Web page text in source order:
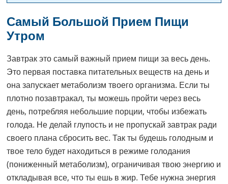
Самый Большой Прием Пищи
Утром
Завтрак это самый важный прием пищи за весь день.
Это первая поставка питательных веществ на день и
она запускает метаболизм твоего организма. Если ты
плотно позавтракал, ты можешь пройти через весь
день, потребляя небольшие порции, чтобы избежать
голода. Не делай глупость и не пропускай завтрак ради
своего плана сбросить вес. Так ты будешь голодным и
твое тело будет находиться в режиме голодания
(пониженный метаболизм), ограничивая твою энергию и
откладывая все, что ты ешь в жир. Тебе нужна энергия